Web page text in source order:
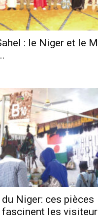
: le Niger et le
Niger: ces pièces
fascinent les